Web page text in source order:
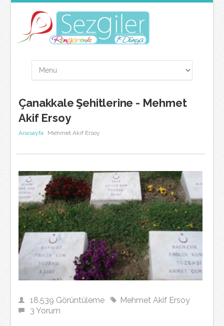
Çanakkale Şehitlerine - Mehmet
Akif Ersoy
Anasayfa Mehmet Akif Ersoy
18.539 Görüntüleme
Mehmet Akif Ersoy
3 Yorum